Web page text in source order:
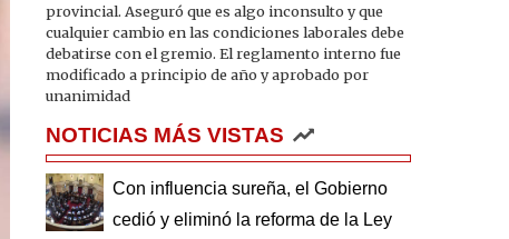
provincial. Aseguró que es algo inconsulto y que
cualquier cambio en las condiciones laborales debe
debatirse con el gremio. El reglamento interno fue
modificado a principio de año y aprobado por
unanimidad
NOTICIAS MÁS VISTAS
Con influencia sureña, el Gobierno
cedió y eliminó la reforma de la Ley